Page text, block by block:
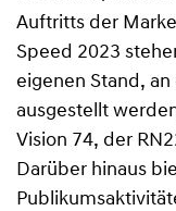
Auftritts der
Speed 2023
eigenen Stand,
ausgestellt
Vision 74, der
Darüber hinaus